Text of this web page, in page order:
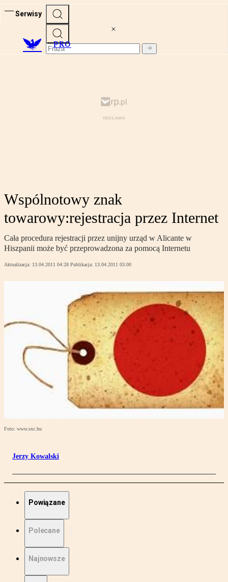
Serwisy
PRO
Wspólnotowy znak
towarowy:rejestracja przez Internet
Cała procedura rejestracji przez unijny urząd w Alicante w
Hiszpanii może być przeprowadzona za pomocą Internetu
Aktualizacja: 13.04.2011 04:28 Publikacja: 13.04.2011 03:00
Foto: www.sxc.hu
Jerzy Kowalski
Powiązane
Polecane
Najnowsze